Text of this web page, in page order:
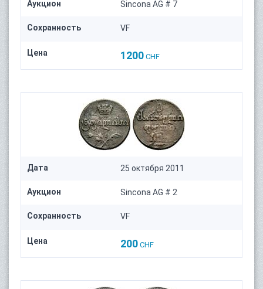
Аукцион Sincona AG # 7
Сохранность VF
Цена 1200 CHF
Дата 25 октября 2011
Аукцион Sincona AG # 2
Сохранность VF
Цена 200 CHF